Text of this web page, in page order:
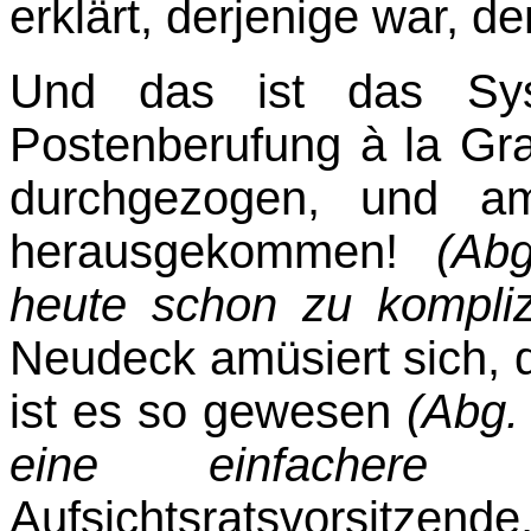
erklärt, derjenige war,
Und das ist das
Postenberufung à la
durchgezogen, und
herausgekommen!
heute schon zu
Neudeck amüsiert sich,
ist es so gewesen
eine einfachere